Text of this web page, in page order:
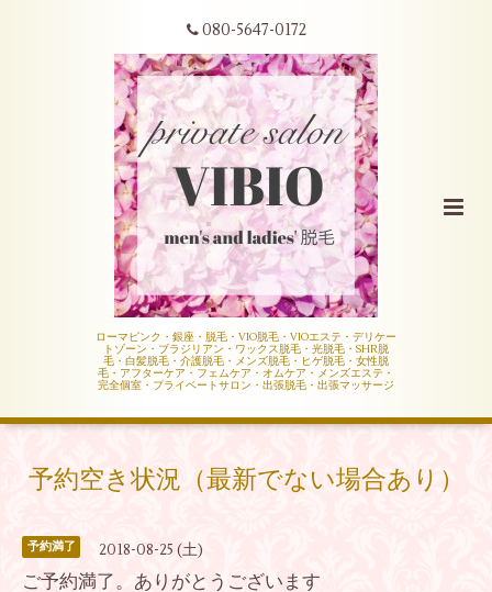
080-5647-0172
ローマピンク・銀座・脱毛・VIO脱毛・VIOエステ・デリケー
トゾーン・ブラジリアン・ワックス脱毛・光脱毛・SHR脱
毛・白髪脱毛・介護脱毛・メンズ脱毛・ヒゲ脱毛・女性脱
毛・アフターケア・フェムケア・オムケア・メンズエステ・
完全個室・プライベートサロン・出張脱毛・出張マッサージ
予約空き状況（最新でない場合あり）
予約満了 2018-08-25 (土)
ご予約満了。ありがとうございます